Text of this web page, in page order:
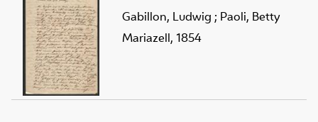
Gabillon, Ludwig ; Paoli, Betty
Mariazell, 1854